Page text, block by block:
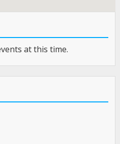
at this time.